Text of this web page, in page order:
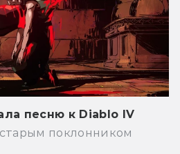
песню к Diablo IV
поклонником